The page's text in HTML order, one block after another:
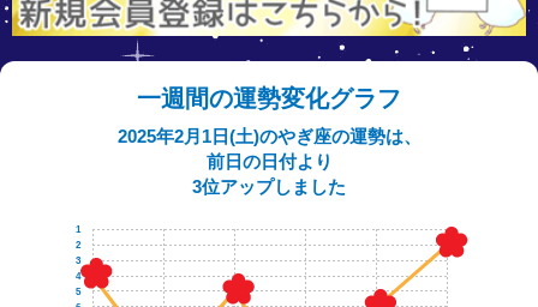
一週間の運勢変化グラフ
2025年2月1日(土)のやぎ座の運勢は、
前日の日付より
3位アップしました
5
4
3
2
1